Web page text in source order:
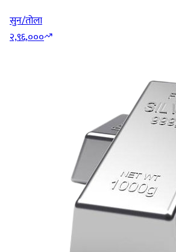
सुन/तोला
२,९६,०००